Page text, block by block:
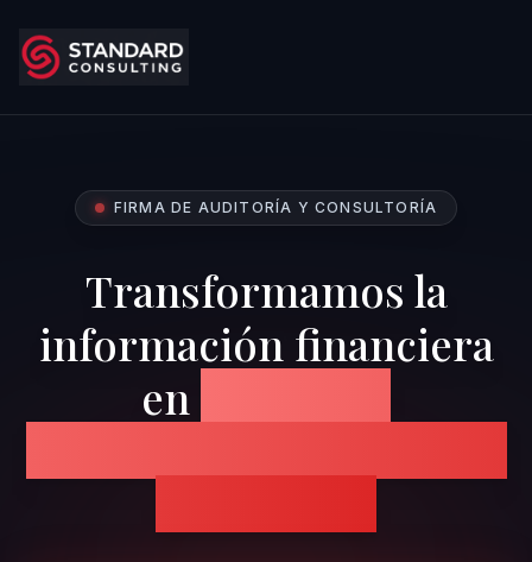
FIRMA DE AUDITORÍA Y CONSULTORÍA
Transformamos la
información financiera
en